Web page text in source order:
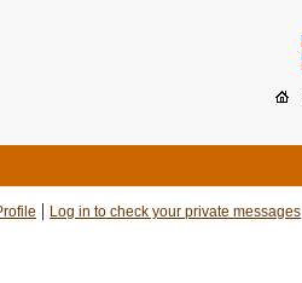
| Log in to check your private messages